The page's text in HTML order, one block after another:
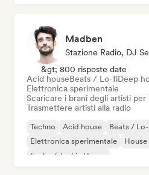
Madben
Stazione Radio, DJ
&gt; 800 risposte date
Acid houseBeats / Lo-fiDeep
Elettronica sperimentale
Scaricare i brani degli artisti per
Trasmettere artisti alla radio
Techno Acid house Beats /
Elettronica sperimentale
House
Funky / Jackin House